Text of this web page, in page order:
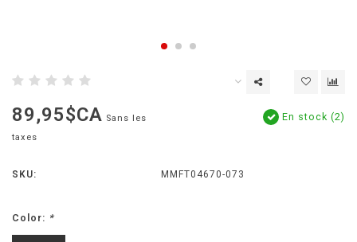
89,95$CA Sans les
taxes
En stock (2)
SKU: MMFT04670-073
Color: *